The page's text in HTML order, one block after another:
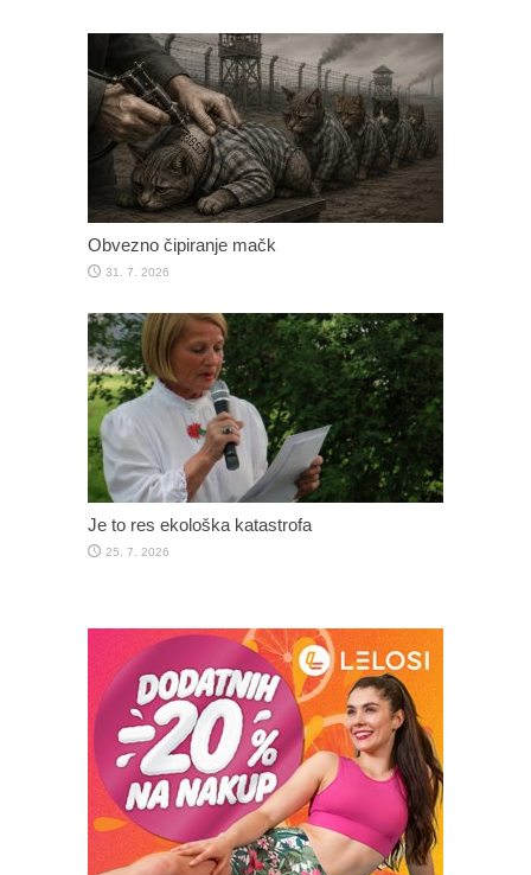
Obvezno čipiranje mačk
31. 7. 2026
Je to res ekološka katastrofa
25. 7. 2026